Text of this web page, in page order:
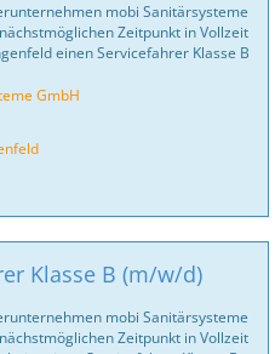
mobi Sanitär­systeme
Zeitpunkt in Vollzeit
einen Servicefahrer Klasse B
GmbH
Klasse B (m/w/d)
mobi Sanitär­systeme
Zeitpunkt in Vollzeit